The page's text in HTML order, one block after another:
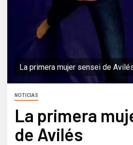
La primera mujer sensei de
NOTICIAS
La primera
de Avilés